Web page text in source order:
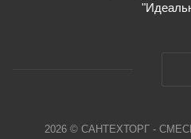
2026 © САНТЕХТОРГ -